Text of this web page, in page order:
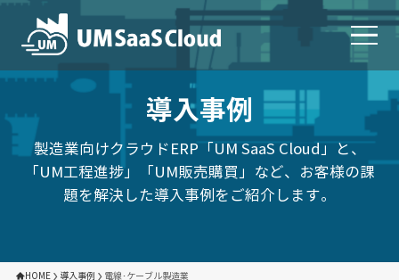
導入事例
製造業向けクラウドERP「UM SaaS Cloud」と、
「UM工程進捗」「UM販売購買」など、お客様の課
題を解決した導入事例をご紹介します。
HOME 導入事例 電線･ケーブル製造業